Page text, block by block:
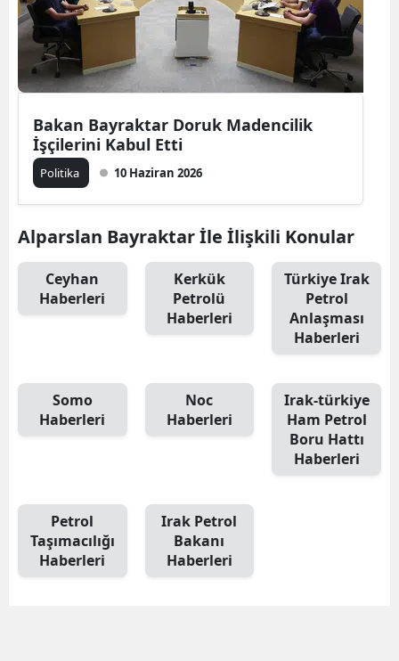
Bakan Bayraktar Doruk Madencilik
İşçilerini Kabul Etti
Politika 10 Haziran 2026
Alparslan Bayraktar İle İlişkili Konular
Ceyhan
Haberleri
Kerkük
Petrolü
Haberleri
Türkiye Irak
Petrol
Anlaşması
Haberleri
Somo
Haberleri
Noc
Haberleri
Irak-türkiye
Ham Petrol
Boru Hattı
Haberleri
Petrol
Taşımacılığı
Haberleri
Irak Petrol
Bakanı
Haberleri